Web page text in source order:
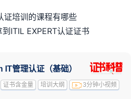
证培训的课程有哪些
ITIL EXPERT认证证书
管理认证（基础）
证书含金量 培训大纲 3分钟小视频